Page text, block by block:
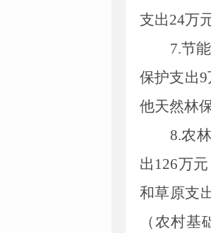
支出24万
7.节
保护支出9
他天然林
8.农
出 126万
和草原支
（农村基